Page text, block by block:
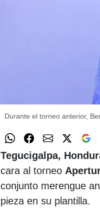
Durante el torneo anterior,
Tegucigalpa,
cara al torneo
conjunto merengue
pieza en su plantilla.